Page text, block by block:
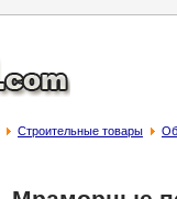
Строительные товары